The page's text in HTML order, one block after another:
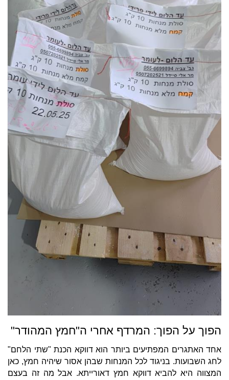
הפוך על הפוך: המרדף אחרי ה"חמץ המהודר"
אחד האתגרים המפתיעים ביותר הוא דווקא הכנת "שתי הלחם"
לחג השבועות. בניגוד לכל המנחות שבהן אסור שיהיה חמץ, כאן
המצווה היא להביא דווקא חמץ דאורייתא. אבל מה זה בעצם